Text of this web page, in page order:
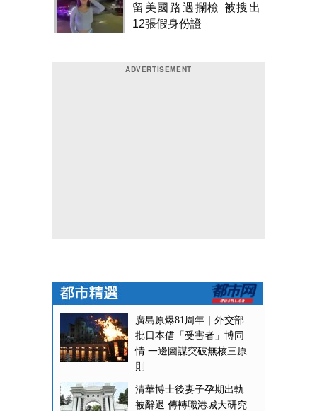
留美國路遇攔檢 被搜出
12張假身份證